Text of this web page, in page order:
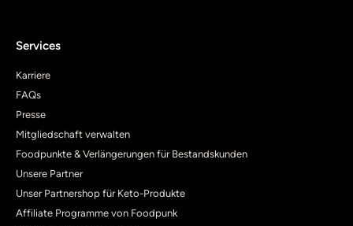
Services
Karriere
FAQs
Presse
Mitgliedschaft verwalten
Foodpunkte & Verlängerungen für Bestandskunden
Unsere Partner
Unser Partnershop für Keto-Produkte
Affiliate Programme von Foodpunk